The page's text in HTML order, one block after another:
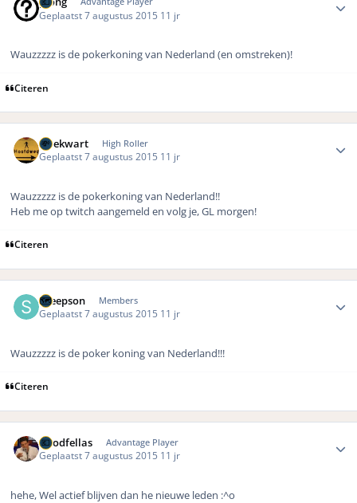
Geplaatst7 augustus 2015 11 jr
Wauzzzzz is de pokerkoning van Nederland (en omstreken)!
Citeren
driekwart High Roller
Geplaatst7 augustus 2015 11 jr
Wauzzzzz is de pokerkoning van Nederland!!
Heb me op twitch aangemeld en volg je, GL morgen!
Citeren
sheepson Members
Geplaatst7 augustus 2015 11 jr
Wauzzzzz is de poker koning van Nederland!!!
Citeren
Goodfellas Advantage Player
Geplaatst7 augustus 2015 11 jr
hehe, Wel actief blijven dan he nieuwe leden :^o